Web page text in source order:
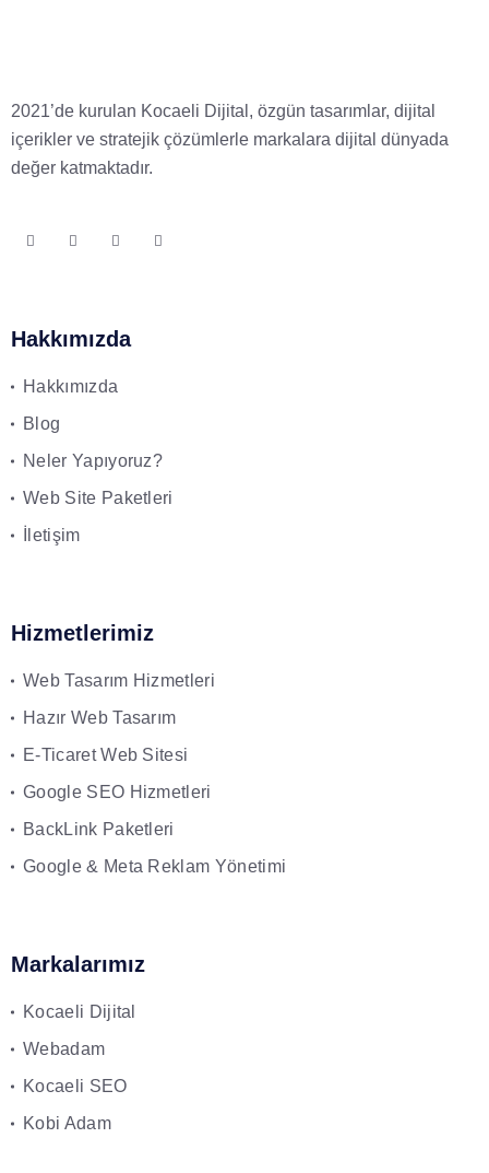
2021’de kurulan Kocaeli Dijital, özgün tasarımlar, dijital
içerikler ve stratejik çözümlerle markalara dijital dünyada
değer katmaktadır.
Hakkımızda
Hakkımızda
Blog
Neler Yapıyoruz?
Web Site Paketleri
İletişim
Hizmetlerimiz
Web Tasarım Hizmetleri
Hazır Web Tasarım
E-Ticaret Web Sitesi
Google SEO Hizmetleri
BackLink Paketleri
Google & Meta Reklam Yönetimi
Markalarımız
Kocaeli Dijital
Webadam
Kocaeli SEO
Kobi Adam